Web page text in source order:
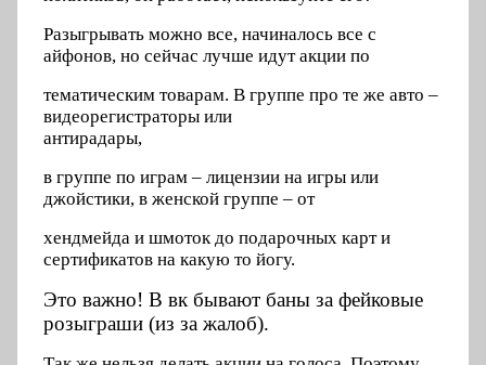
Разыгрывать можно все, начиналось все с
айфонов, но сейчас лучше идут акции по
тематическим товарам. В группе про те же авто –
видеорегистраторы или
антирадары,
в группе по играм – лицензии на игры или
джойстики, в женской группе – от
хендмейда и шмоток до подарочных карт и
сертификатов на какую то йогу.
Это важно! В вк бывают баны за фейковые
розыграши (из за жалоб).